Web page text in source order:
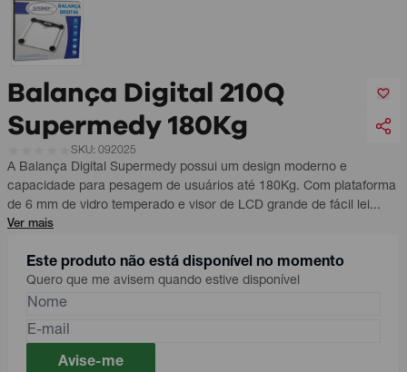
Balança Digital 210Q
Supermedy 180Kg
SKU: 092025
A Balança Digital Supermedy possui um design moderno e
capacidade para pesagem de usuários até 180Kg. Com plataforma
de 6 mm de vidro temperado e visor de LCD grande de fácil lei...
Ver mais
Este produto não está disponível no momento
Quero que me avisem quando estive disponível
Avise-me